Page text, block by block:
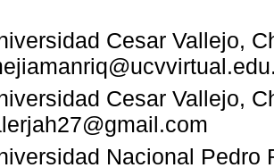
Cesar Vallejo,
Cesar Vallejo,
Nacional Pedro